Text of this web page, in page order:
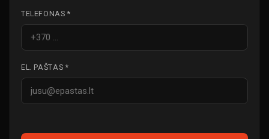
TELEFONAS *
EL. PAŠTAS *